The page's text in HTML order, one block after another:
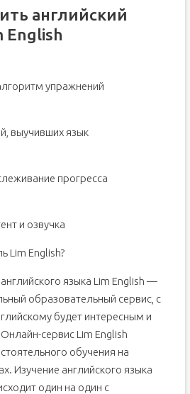
в EnglishDom
к обучению
английский
English
упражнений
выучивших язык
прогресса
и озвучка
Lim English?
языка Lim English —
образовательный сервис, с
будет интересным и
сервис Lim English
обучения на
Изучение английского языка
один на один с